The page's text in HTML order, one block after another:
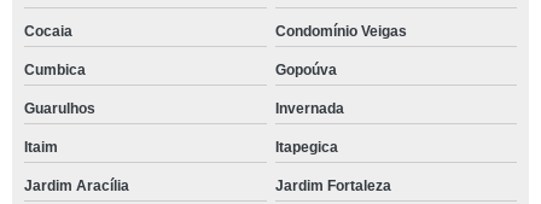
Cocaia Condomínio Veigas
Cumbica Gopoúva
Guarulhos Invernada
Itaim Itapegica
Jardim Aracília Jardim Fortaleza